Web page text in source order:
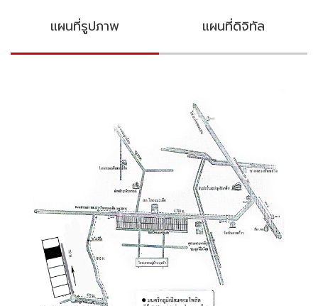
แผนที่รูปภาพ แผนที่ดิจิทัล